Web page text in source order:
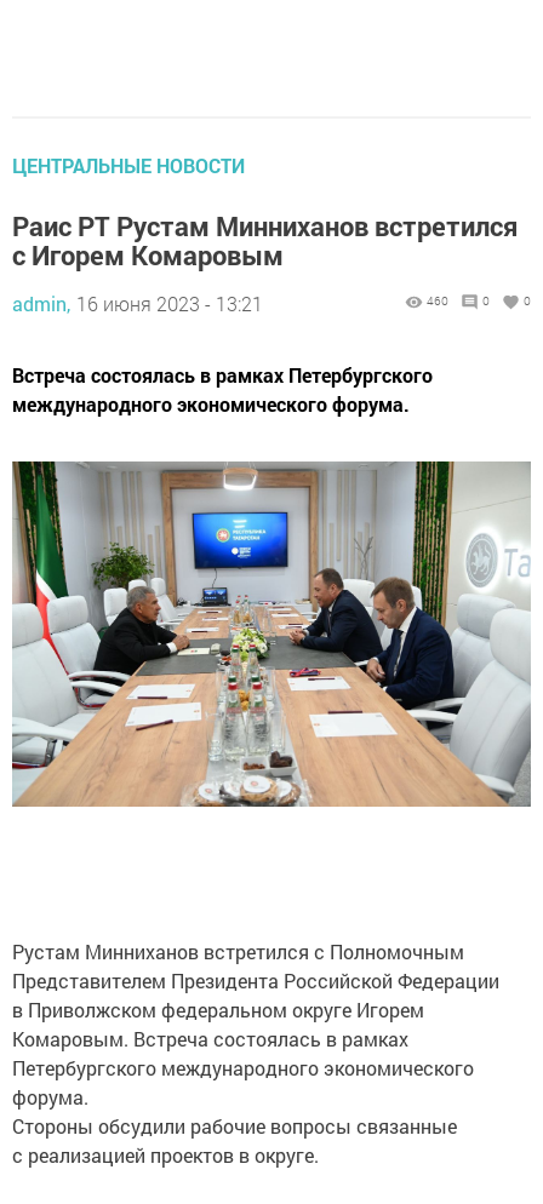
ЦЕНТРАЛЬНЫЕ НОВОСТИ
Раис РТ Рустам Минниханов встретился
с Игорем Комаровым
admin, 16 июня 2023 - 13:21 460 0 0
Встреча состоялась в рамках Петербургского
международного экономического форума.
Рустам Минниханов встретился с Полномочным
Представителем Президента Российской Федерации
в Приволжском федеральном округе Игорем
Комаровым. Встреча состоялась в рамках
Петербургского международного экономического
форума.
Стороны обсудили рабочие вопросы связанные
с реализацией проектов в округе.